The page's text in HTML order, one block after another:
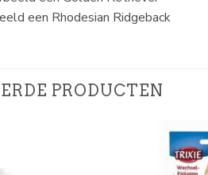
een Rhodesian Ridgeback
PRODUCTEN